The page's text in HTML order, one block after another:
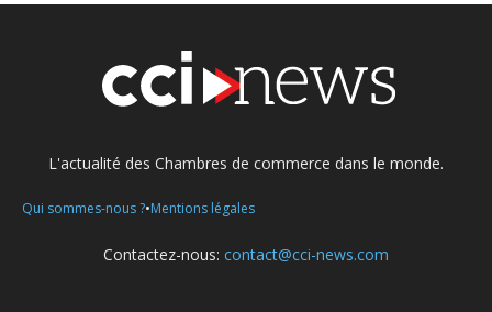
L'actualité des Chambres de commerce dans le monde.
Qui sommes-nous ?•Mentions légales
Contactez-nous: contact@cci-news.com